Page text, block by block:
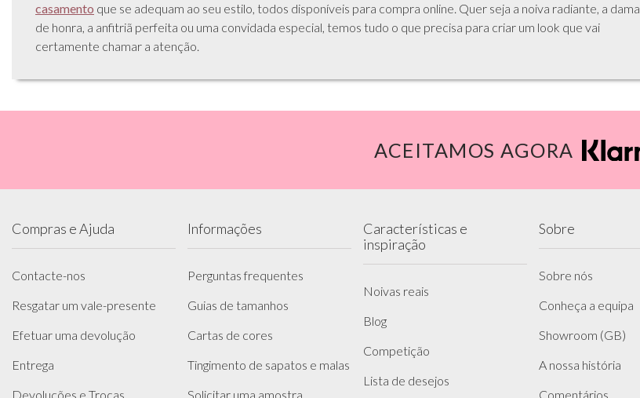
casamento que se adequam ao seu estilo, todos disponíveis para compra online. Quer seja a noiva radiante, a dama
de honra, a anfitriã perfeita ou uma convidada especial, temos tudo o que precisa para criar um look que vai
certamente chamar a atenção.
ACEITAMOS AGORA
Compras e Ajuda
Contacte-nos
Resgatar um vale-presente
Efetuar uma devolução
Entrega
Devoluções e Trocas
Informações
Perguntas frequentes
Guias de tamanhos
Cartas de cores
Tingimento de sapatos e malas
Solicitar uma amostra
Características e
inspiração
Noivas reais
Blog
Competição
Lista de desejos
Sobre
Sobre nós
Conheça a equipa
Showroom (GB)
A nossa história
Comentários